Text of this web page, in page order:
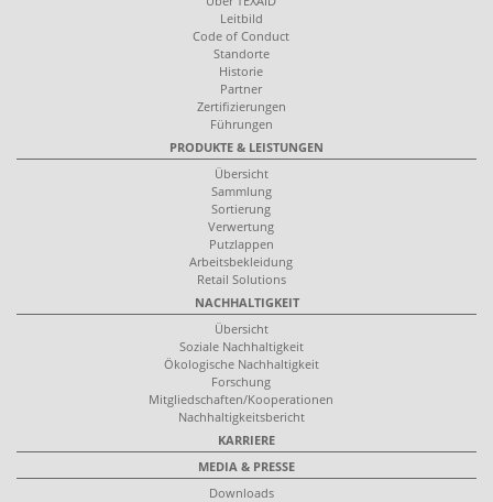
Leitbild
Code of Conduct
Standorte
Historie
Partner
Zertifizierungen
Führungen
PRODUKTE & LEISTUNGEN
Übersicht
Sammlung
Sortierung
Verwertung
Putzlappen
Arbeitsbekleidung
Retail Solutions
NACHHALTIGKEIT
Übersicht
Soziale Nachhaltigkeit
Ökologische Nachhaltigkeit
Forschung
Mitgliedschaften/Kooperationen
Nachhaltigkeitsbericht
KARRIERE
MEDIA & PRESSE
Downloads